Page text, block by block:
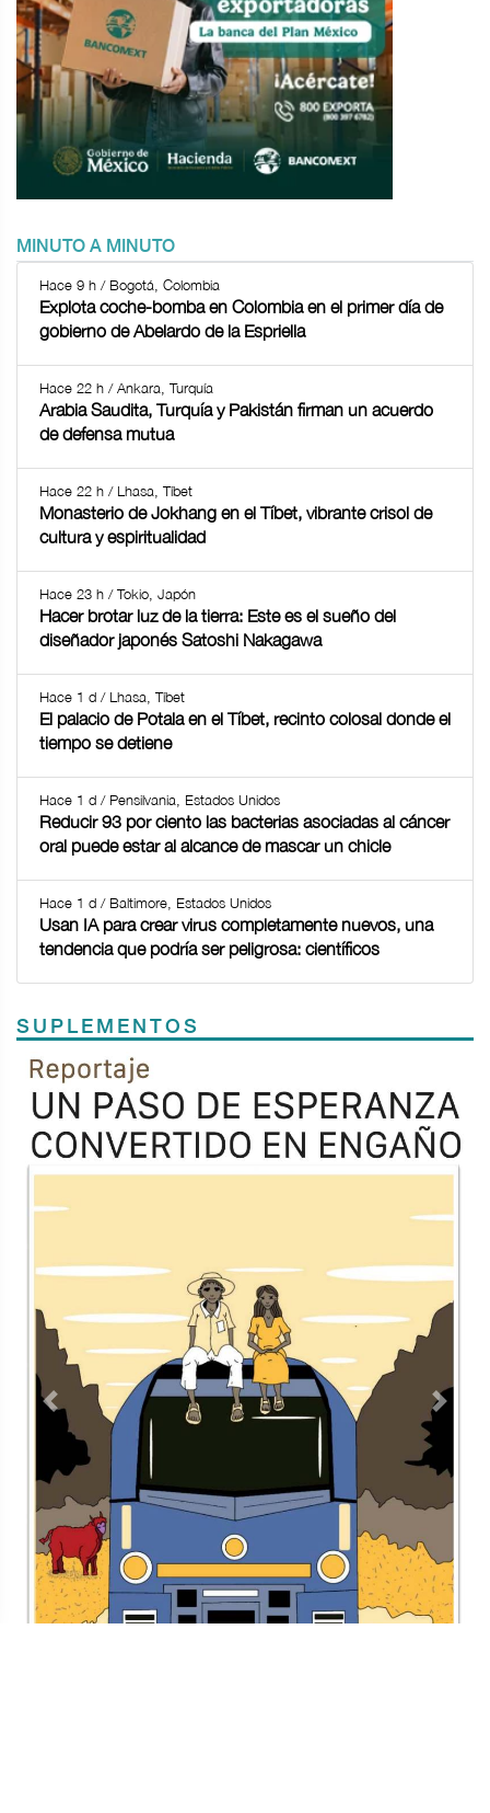
MINUTO A MINUTO
Hace 9 h / Bogotá, Colombia
Explota coche-bomba en Colombia en el primer día de
gobierno de Abelardo de la Espriella
Hace 22 h / Ankara, Turquía
Arabia Saudita, Turquía y Pakistán firman un acuerdo
de defensa mutua
Hace 22 h / Lhasa, Tíbet
Monasterio de Jokhang en el Tíbet, vibrante crisol de
cultura y espiritualidad
Hace 23 h / Tokio, Japón
Hacer brotar luz de la tierra: Este es el sueño del
diseñador japonés Satoshi Nakagawa
Hace 1 d / Lhasa, Tíbet
El palacio de Potala en el Tíbet, recinto colosal donde el
tiempo se detiene
Hace 1 d / Pensilvania, Estados Unidos
Reducir 93 por ciento las bacterias asociadas al cáncer
oral puede estar al alcance de mascar un chicle
Hace 1 d / Baltimore, Estados Unidos
Usan IA para crear virus completamente nuevos, una
tendencia que podría ser peligrosa: científicos
SUPLEMENTOS
Previous Next